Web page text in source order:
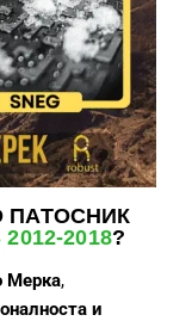
ПАТОСНИК
2012-2018?
Мерка,
а и